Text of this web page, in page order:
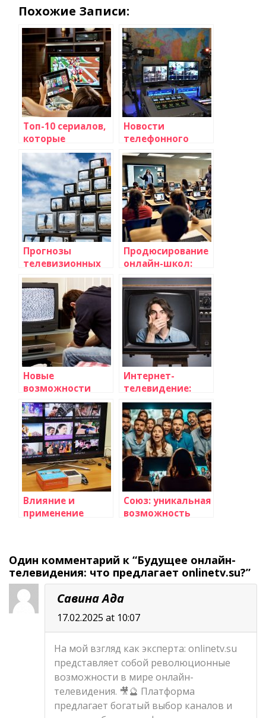
Похожие Записи:
Топ-10 сериалов,
которые
изменили
будущее
телевидения
Новости
телефонного
телевидения и
интернет-
трансляций
Прогнозы
телевизионных
экспертов: что
ждет индустрию
телевидения?
Продюсирование
онлайн-школ:
продюсер
онлайн-курсов,
создание онлайн-
школы
Новые
возможности
интерактивного
телевидения
Интернет-
телевидение:
преимущества
просмотра
телевизионных
программ онлайн
Влияние и
применение
телевидения
Союз: уникальная
возможность
Один комментарий к “Будущее онлайн-
телевидения: что предлагает onlinetv.su?”
Савина Ада
17.02.2025 at 10:07
На мой взгляд как эксперта: onlinetv.su
представляет собой революционные
возможности в мире онлайн-
телевидения. 🎥🔮 Платформа
предлагает богатый выбор каналов и